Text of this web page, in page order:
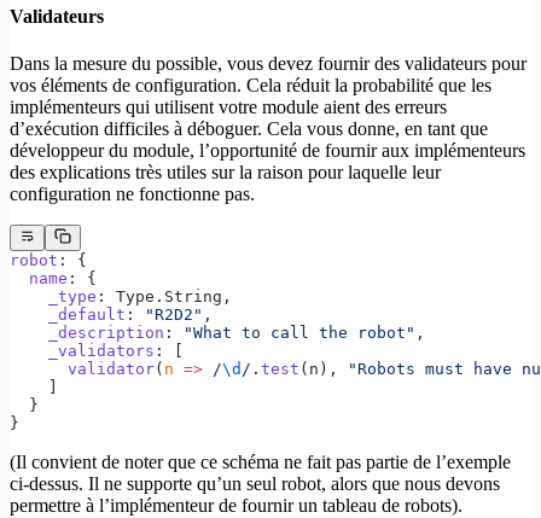
Validateurs
Dans la mesure du possible, vous devez fournir des validateurs pour
vos éléments de configuration. Cela réduit la probabilité que les
implémenteurs qui utilisent votre module aient des erreurs
d’exécution difficiles à déboguer. Cela vous donne, en tant que
développeur du module, l’opportunité de fournir aux implémenteurs
des explications très utiles sur la raison pour laquelle leur
configuration ne fonctionne pas.
robot : {
  name
: {
    _type
: Type.String,
    _default
: "R2D2" ,
    _description
: "What to call the robot" ,
    _validators
: [
      validator
( n => /\d / . test (n),
"Robots must have
  }
}
(Il convient de noter que ce schéma ne fait pas partie de l’exemple
ci-dessus. Il ne supporte qu’un seul robot, alors que nous devons
permettre à l’implémenteur de fournir un tableau de robots).